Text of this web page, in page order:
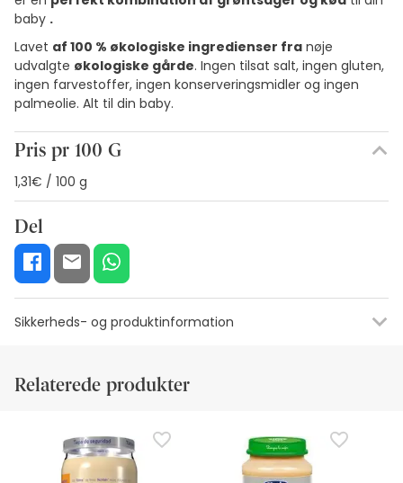
baby .
Lavet af 100 % økologiske ingredienser fra nøje
udvalgte økologiske gårde. Ingen tilsat salt, ingen gluten,
ingen farvestoffer, ingen konserveringsmidler og ingen
palmeolie. Alt til din baby.
Pris pr 100 G
1,31€ / 100 g
Del
Sikkerheds- og produktinformation
Ressourcer til visuel sikkerhedskode
På nuværende tidspunkt har vi ikke sikkerhedsbilleder til
dette produkt, men vi arbejder på det. Vi opfordrer dig til at
tjekke tilbage senere for opdateringer. I mellemtiden
Relaterede produkter